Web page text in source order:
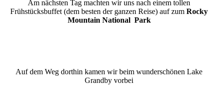
Am nächsten Tag machten wir uns nach einem tollen
Frühstücksbuffet (dem besten der ganzen Reise) auf zum Rocky
Mountain National Park
Auf dem Weg dorthin kamen wir beim wunderschönen Lake
Grandby vorbei